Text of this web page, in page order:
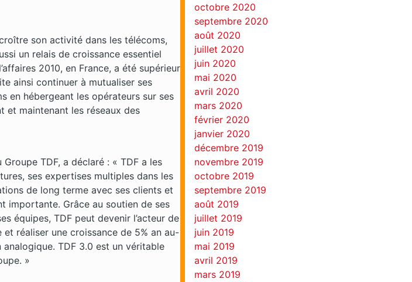
son activité dans les télécoms,
un relais de croissance essentiel
2010, en France, a été supérieur
ainsi continuer à mutualiser ses
en hébergeant les opérateurs sur ses
et maintenant les réseaux des
TDF, a déclaré : « TDF a les
ses expertises multiples dans les
de long terme avec ses clients et
importante. Grâce au soutien de ses
équipes, TDF peut devenir l’acteur de
réaliser une croissance de 5% an au-
TDF 3.0 est un véritable
»
octobre 2020
septembre 2020
août 2020
juillet 2020
juin 2020
mai 2020
avril 2020
mars 2020
février 2020
janvier 2020
décembre 2019
novembre 2019
octobre 2019
septembre 2019
août 2019
juillet 2019
juin 2019
mai 2019
avril 2019
mars 2019